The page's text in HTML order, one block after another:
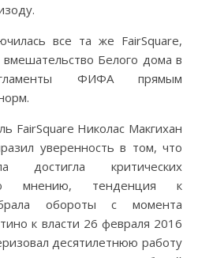
все та же FairSquare,
вмешательство Белого дома в
ФИФА прямым
FairSquare Николас Макгихан
уверенность в том, что
достигла критических
мнению, тенденция к
обороты с момента
к власти 26 февраля 2016
десятилетнюю работу